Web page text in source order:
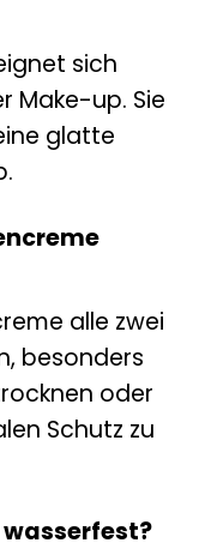
sich
Make-up. Sie
glatte
alle zwei
besonders
oder
Schutz zu
wasserfest?